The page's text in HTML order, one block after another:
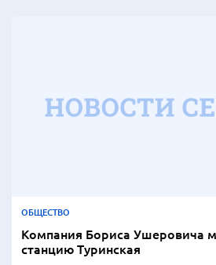
ОБЩЕСТВО
Компания Бориса Ушеровича
станцию Туринская